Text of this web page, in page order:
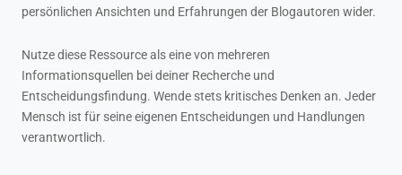
persönlichen Ansichten und Erfahrungen der Blogautoren wider.
Nutze diese Ressource als eine von mehreren
Informationsquellen bei deiner Recherche und
Entscheidungsfindung. Wende stets kritisches Denken an. Jeder
Mensch ist für seine eigenen Entscheidungen und Handlungen
verantwortlich.